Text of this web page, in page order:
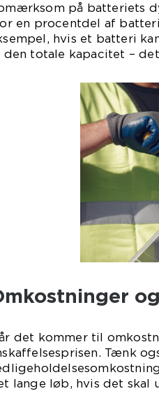
på batteriets
en procentdel af
hvis et batteri
den totale kapacitet –
det kommer til
Tænk
lange løb, hvis det skal